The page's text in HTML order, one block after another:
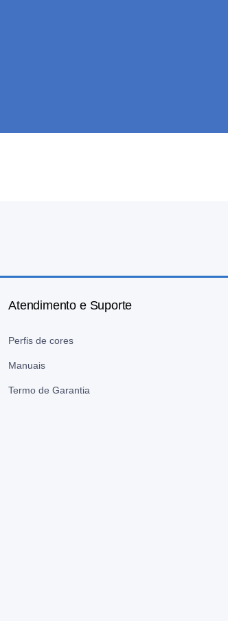
Atendimento e Suporte
Perfis de cores
Manuais
Termo de Garantia